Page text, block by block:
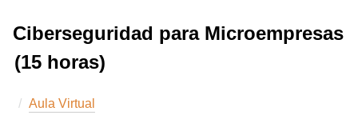
Ciberseguridad para Microempresas
(15 horas)
Aula Virtual